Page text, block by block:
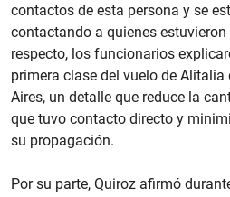
contactos de esta persona y se
contactando a quienes estuvieron
respecto, los funcionarios
primera clase del vuelo de
Aires, un detalle que reduce la
que tuvo contacto directo y
su propagación.
Por su parte, Quiroz afirmó